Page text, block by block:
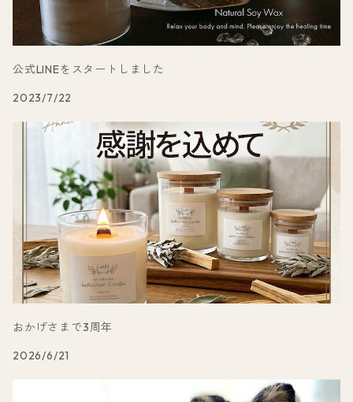
公式LINEをスタートしました
2023/7/22
おかげさまで3周年
2026/6/21